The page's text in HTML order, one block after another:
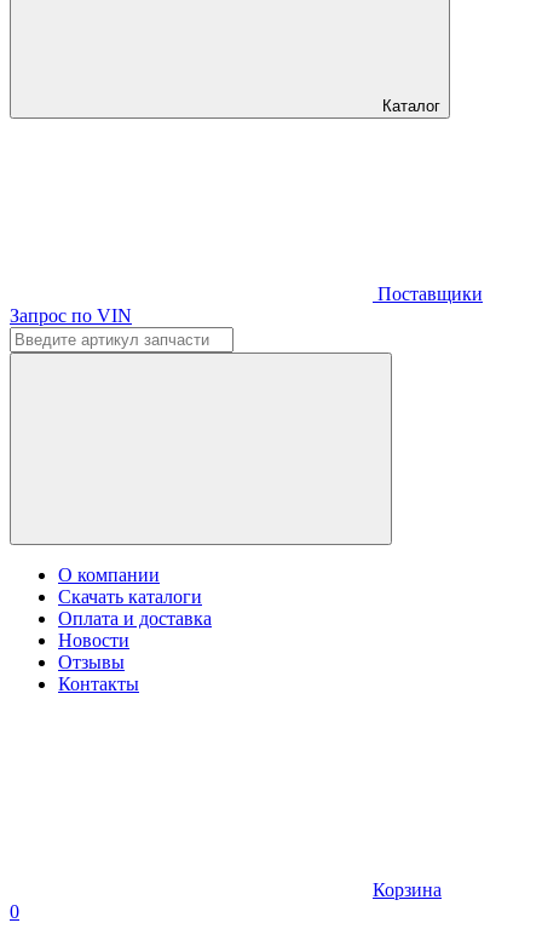
Каталог
Поставщики
Запрос по VIN
О компании
Скачать каталоги
Оплата и доставка
Новости
Отзывы
Контакты
Корзина
0